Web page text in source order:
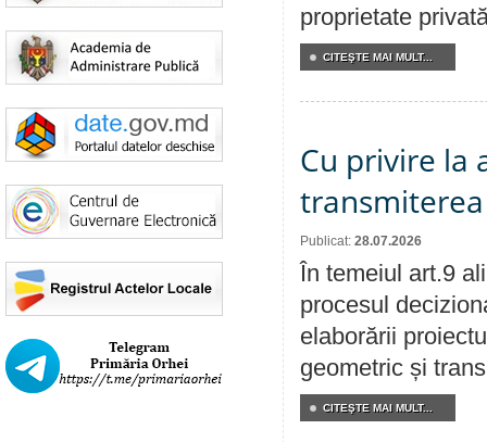
proprietate
CITEŞTE MAI MULT...
Cu privire la
Publicat: 28.07.2026
În temeiul art.9
procesul
elaborării
geometric și
CITEŞTE MAI MULT...